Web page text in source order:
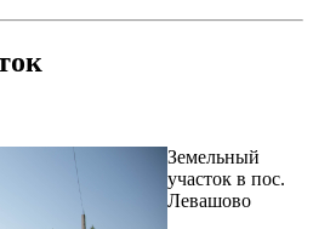
Земельный
участок в пос.
Левашово